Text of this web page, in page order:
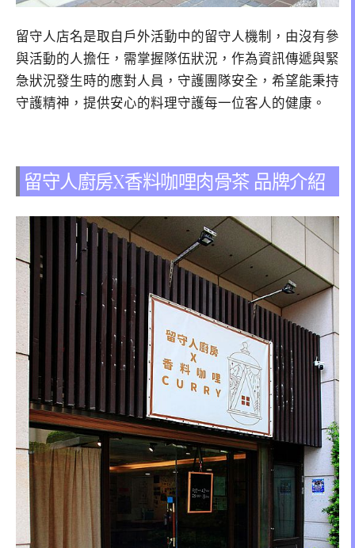
留守人店名是取自戶外活動中的留守人機制，由沒有參
與活動的人擔任，需掌握隊伍狀況，作為資訊傳遞與緊
急狀況發生時的應對人員，守護團隊安全，希望能秉持
守護精神，提供安心的料理守護每一位客人的健康。
留守人廚房X香料咖哩肉骨茶 品牌介紹